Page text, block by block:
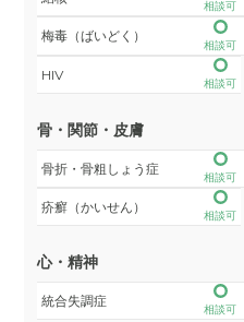
相談可
梅毒（ばいどく）
相談可
HIV
相談可
骨・関節・皮膚
骨折・骨粗しょう症
相談可
疥癬（かいせん）
相談可
心・精神
統合失調症
相談可